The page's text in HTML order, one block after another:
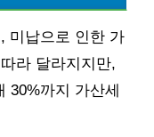
미납으로 인한 가
라 달라지지만,
30%까지 가산세